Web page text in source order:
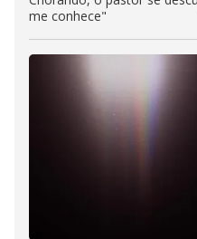
me conhece"